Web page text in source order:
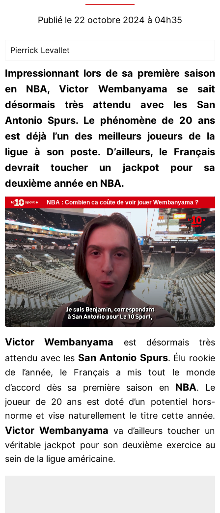
Publié le 22 octobre 2024 à 04h35
Pierrick Levallet
Impressionnant lors de sa première saison
en NBA, Victor Wembanyama se sait
désormais très attendu avec les San
Antonio Spurs. Le phénomène de 20 ans
est déjà l’un des meilleurs joueurs de la
ligue à son poste. D’ailleurs, le Français
devrait toucher un jackpot pour sa
deuxième année en NBA.
Victor Wembanyama est désormais très
attendu avec les San Antonio Spurs. Élu rookie
de l’année, le Français a mis tout le monde
d’accord dès sa première saison en NBA. Le
joueur de 20 ans est doté d’un potentiel hors-
norme et vise naturellement le titre cette année.
Victor Wembanyama va d’ailleurs toucher un
véritable jackpot pour son deuxième exercice au
sein de la ligue américaine.